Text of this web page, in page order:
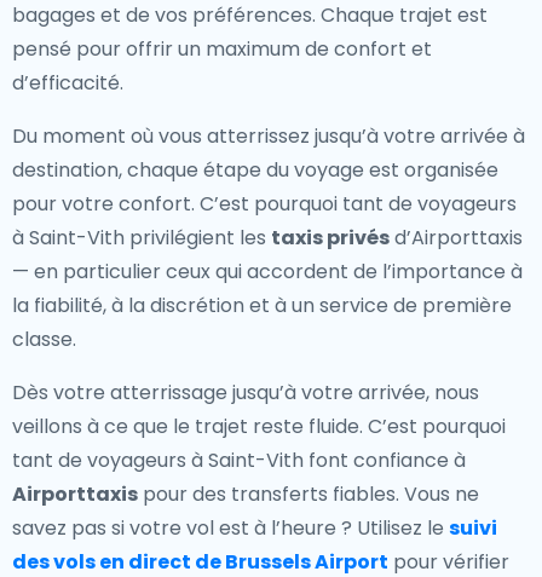
bagages et de vos préférences. Chaque trajet est
pensé pour offrir un maximum de confort et
d’efficacité.
Du moment où vous atterrissez jusqu’à votre arrivée à
destination, chaque étape du voyage est organisée
pour votre confort. C’est pourquoi tant de voyageurs
à Saint-Vith privilégient les taxis privésd’Airporttaxis
— en particulier ceux qui accordent de l’importance à
la fiabilité, à la discrétion et à un service de première
classe.
Dès votre atterrissage jusqu’à votre arrivée, nous
veillons à ce que le trajet reste fluide. C’est pourquoi
tant de voyageurs à Saint-Vith font confiance à
Airporttaxis pour des transferts fiables. Vous ne
savez pas si votre vol est à l’heure ? Utilisez le suivi
des vols en direct de Brussels Airport pour vérifier